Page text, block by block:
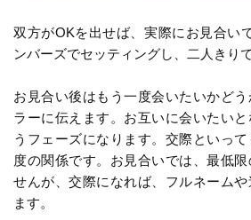
双方がOKを出せば、実際にお見合い
ンバーズでセッティングし、二人きり
お見合い後はもう一度会いたいかど
ラーに伝えます。お互いに会いたい
うフェーズになります。交際といっ
度の関係です。お見合いでは、最低
せんが、交際になれば、フルネーム
ます。